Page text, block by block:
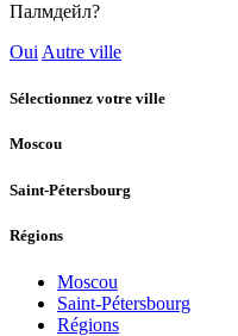
Палмдейл?
Oui Autre ville
Sélectionnez votre ville
Moscou
Saint-Pétersbourg
Régions
Moscou
Saint-Pétersbourg
Régions